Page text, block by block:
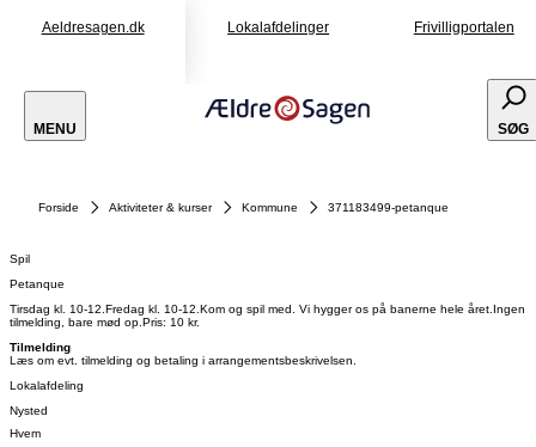
Aeldresagen.dk Lokalafdelinger Frivilligportalen
MENU SØG
Forside Aktiviteter & kurser Kommune 371183499-petanque
Spil
Petanque
Tirsdag kl. 10-12.Fredag kl. 10-12.Kom og spil med. Vi hygger os på banerne hele året.Ingen
tilmelding, bare mød op.Pris: 10 kr.
Tilmelding
Læs om evt. tilmelding og betaling i arrangementsbeskrivelsen.
Lokalafdeling
Nysted
Hvem